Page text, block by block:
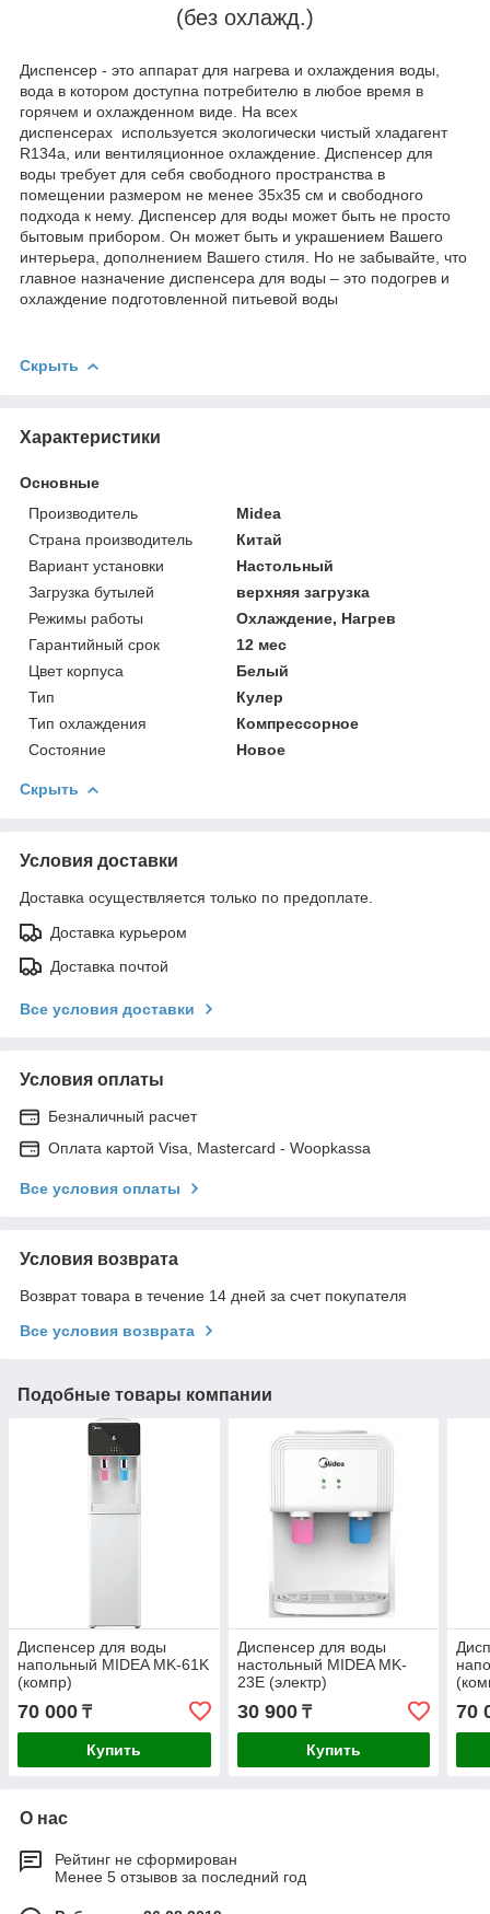
(без охлажд.)
Диспенсер - это аппарат для нагрева и охлаждения воды,
вода в котором доступна потребителю в любое время в
горячем и охлажденном виде. На всех
диспенсерах используется экологически чистый хладагент
R134a, или вентиляционное охлаждение. Диспенсер для
воды требует для себя свободного пространства в
помещении размером не менее 35х35 см и свободного
подхода к нему. Диспенсер для воды может быть не просто
бытовым прибором. Он может быть и украшением Вашего
интерьера, дополнением Вашего стиля. Но не забывайте, что
главное назначение диспенсера для воды – это подогрев и
охлаждение подготовленной питьевой воды
Скрыть
Характеристики
Основные
Производитель
Midea
Страна производитель
Китай
Вариант установки
Настольный
Загрузка бутылей
верхняя загрузка
Режимы работы
Охлаждение, Нагрев
Гарантийный срок
12 мес
Цвет корпуса
Белый
Тип
Кулер
Тип охлаждения
Компрессорное
Состояние
Новое
Скрыть
Условия доставки
Доставка осуществляется только по предоплате.
Доставка курьером
Доставка почтой
Все условия доставки
Условия оплаты
Безналичный расчет
Оплата картой Visa, Mastercard - Woopkassa
Все условия оплаты
Условия возврата
Возврат товара в течение 14 дней за счет покупателя
Все условия возврата
Подобные товары компании
Диспенсер для воды
напольный MIDEA MK-61K
(компр)
70 000 ₸
Купить
Диспенсер для воды
настольный MIDEA MK-
23E (электр)
30 900₸
Купить
70
О нас
Рейтинг не сформирован
Менее 5 отзывов за последний год